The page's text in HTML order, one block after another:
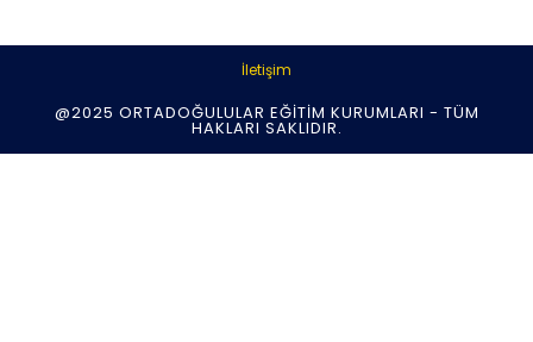
İletişim
@2025 ORTADOĞULULAR EĞITIM KURUMLARI - TÜM
HAKLARI SAKLIDIR.